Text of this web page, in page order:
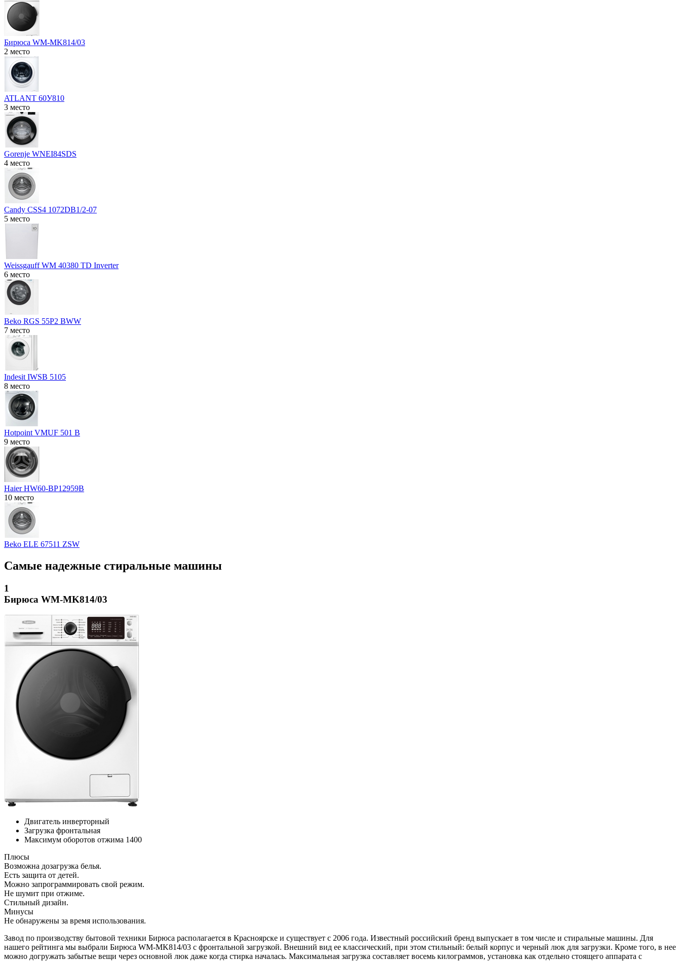
Бирюса WM-MK814/03
2 место
ATLANT 60У810
3 место
Gorenje WNEI84SDS
4 место
Candy CSS4 1072DB1/2-07
5 место
Weissgauff WM 40380 TD Inverter
6 место
Beko RGS 55P2 BWW
7 место
Indesit IWSB 5105
8 место
Hotpoint VMUF 501 B
9 место
Haier HW60-BP12959B
10 место
Beko ELE 67511 ZSW
Самые надежные стиральные машины
1
Бирюса WM-MK814/03
Двигатель инверторный
Загрузка фронтальная
Максимум оборотов отжима 1400
Плюсы
Возможна дозагрузка белья.
Есть защита от детей.
Можно запрограммировать свой режим.
Не шумит при отжиме.
Стильный дизайн.
Минусы
Не обнаружены за время использования.
Завод по производству бытовой техники Бирюса располагается в Красноярске и существует с 2006 года. Известный российский бренд выпускает в том числе и стиральные машины. Для
нашего рейтинга мы выбрали Бирюса WM-MK814/03 с фронтальной загрузкой. Внешний вид ее классический, при этом стильный: белый корпус и черный люк для загрузки. Кроме того, в нее
можно догружать забытые вещи через основной люк даже когда стирка началась. Максимальная загрузка составляет восемь килограммов, установка как отдельно стоящего аппарата с